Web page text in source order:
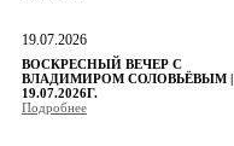
19.07.2026
ВОСКРЕСНЫЙ ВЕЧЕР С
ВЛАДИМИРОМ СОЛОВЬЁВЫМ |
19.07.2026Г.
Подробнее